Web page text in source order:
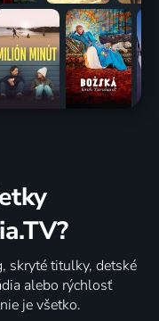
skryté titulky, detské
alebo rýchlosť
je všetko.